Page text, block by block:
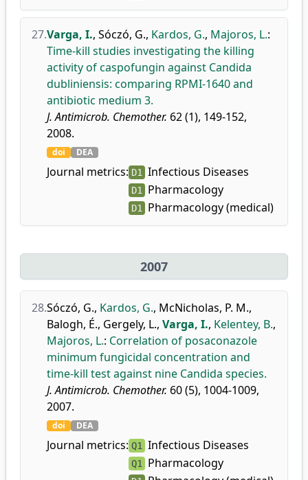
27.Varga, I., Sóczó, G., Kardos, G., Majoros, L.:
Time-kill studies investigating the killing
activity of caspofungin against Candida
dubliniensis: comparing RPMI-1640 and
antibiotic medium 3.
J. Antimicrob. Chemother. 62 (1), 149-152,
2008.
doi DEA
Journal metrics: D1 Infectious Diseases
D1 Pharmacology
D1 Pharmacology (medical)
2007
28.Sóczó, G., Kardos, G., McNicholas, P. M.,
Balogh, É., Gergely, L., Varga, I., Kelentey, B.,
Majoros, L.: Correlation of posaconazole
minimum fungicidal concentration and
time-kill test against nine Candida species.
J. Antimicrob. Chemother. 60 (5), 1004-1009,
2007.
doi DEA
Journal metrics: Q1 Infectious Diseases
Q1 Pharmacology